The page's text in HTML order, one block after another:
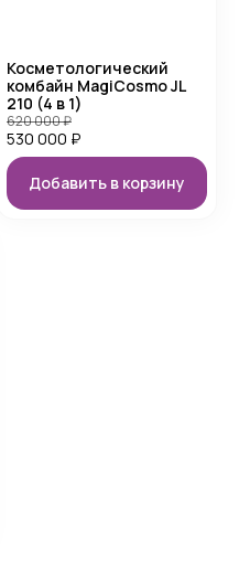
Косметологический
комбайн MagiCosmo JL
210 (4 в 1)
530 000 ₽
620 000₽
Добавить в корзину